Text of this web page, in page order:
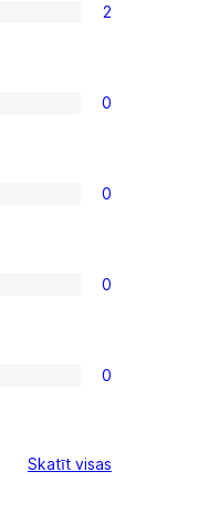
2
0
0
0
0
Skatīt visas